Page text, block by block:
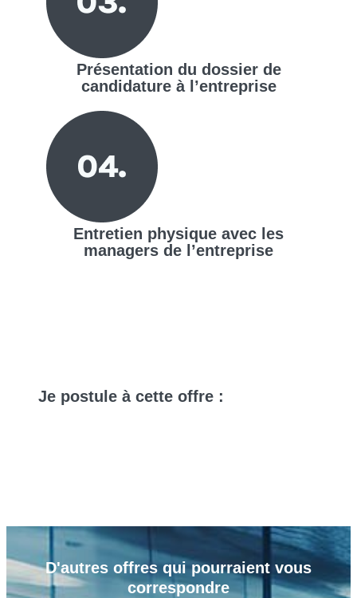
Présentation du dossier de
candidature à l’entreprise
Entretien physique avec les
managers de l’entreprise
Je postule à cette offre :
D'autres offres qui pourraient vous
correspondre